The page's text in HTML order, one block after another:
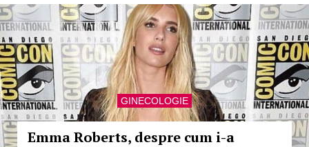
GINECOLOGIE
Emma Roberts, despre cum i-a